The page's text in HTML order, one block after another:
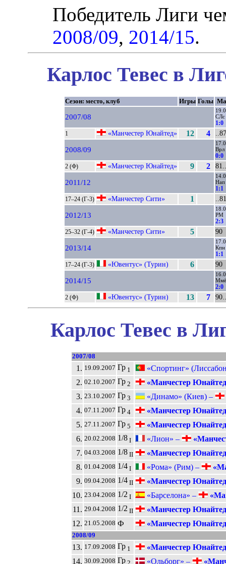
Победитель Лиги
2008/09, 2014/15.
Карлос Тевес в
Сезон: место, клуб Игры Голы
2007/08
СЛс
1:0
1 «Манчестер Юнайтед» 12 4 ..87
2008/09
Врл
0:0
2 (Ф) «Манчестер Юнайтед» 9 2 81..
2011/12
Нап
1:1
17–24 (Г-3) «Манчестер Сити» 1 ..81
2012/13
РМ
2:3
25–32 (Г-4) «Манчестер Сити» 5 90
2013/14
Кпн
1:1
17–24 (Г-3) «Ювентус» (Турин) 6 90
2014/15
Ммё
2:0
2 (Ф) «Ювентус» (Турин) 13 7 90..
Карлос Тевес в
2007/08
1. 19.09.2007 Гр 1
«Спортинг»
2. 02.10.2007 Гр 2
«Манчестер
3. 23.10.2007 Гр 3 «Динамо» (Киев) –
4. 07.11.2007 Гр 4
«Манчестер
5. 27.11.2007 Гр 5
«Манчестер
6. 20.02.2008 1/8 I «Лион» –
7. 04.03.2008 1/8 II
«Манчестер
8. 01.04.2008 1/4 I «Рома» (Рим) –
9. 09.04.2008 1/4 II
«Манчестер
10. 23.04.2008 1/2 I «Барселона» –
11. 29.04.2008 1/2 II
«Манчестер
12. 21.05.2008 Ф «Манчестер
2008/09
13. 17.09.2008 Гр 1
«Манчестер
14. 30.09.2008 Гр «Ольборг» –